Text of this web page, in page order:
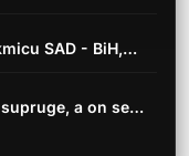
SAD - BiH,…
a on se…